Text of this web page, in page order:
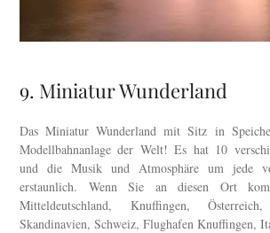
9. Miniatur Wunderland
Das Miniatur Wunderland mit Sitz in
Modellbahnanlage der Welt! Es hat 10
und die Musik und Atmosphäre um jede
erstaunlich. Wenn Sie an diesen Ort
Mitteldeutschland, Knuffingen,
Skandinavien, Schweiz, Flughafen Knuffingen,